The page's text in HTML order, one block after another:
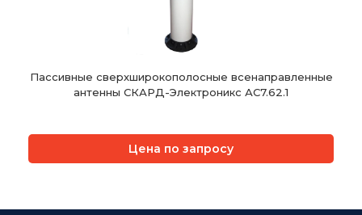
Пассивные сверхширокополосные всенаправленные
антенны СКАРД-Электроникс АС7.62.1
Цена по запросу